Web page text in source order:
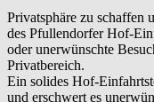
Privatsphäre zu schaffen
des Pfullendorfer Hof-
oder unerwünschte
Privatbereich.
Ein solides Hof-
und erschwert es